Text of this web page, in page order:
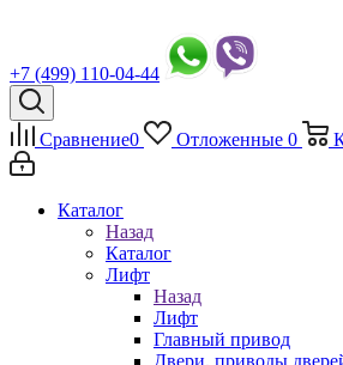
+7 (499) 110-04-44
Сравнение0 Отложенные 0
Каталог
Назад
Каталог
Лифт
Назад
Лифт
Главный привод
Двери, приводы